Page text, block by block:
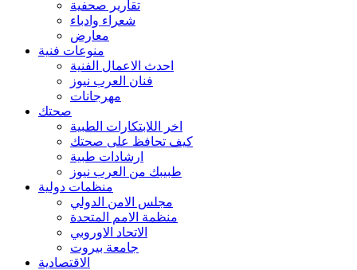
تقارير صحفية
شعراء وادباء
معارض
منوعات فنية
احدث الاعمال الفنية
فنان العرب نيوز
مهرجانات
صحتك
اخر اللابتكارات الطبية
كيف تحافظ على صحتك
ارشادات طبية
طبيبك من العرب نيوز
منظمات دولية
مجلس الامن الدولي
منظمة الامم المتحدة
الاتحاد الاوروبي
جامعة بيروت
الاقتصادية